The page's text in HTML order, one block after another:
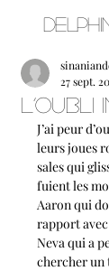
L’oubli
27 sept.
J’ai peur
leurs joues
sales qui
fuient les
Aaron qui
rapport
Neva qui a
chercher un